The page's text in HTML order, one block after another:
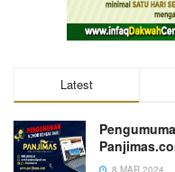
Latest
8 MAR 2024